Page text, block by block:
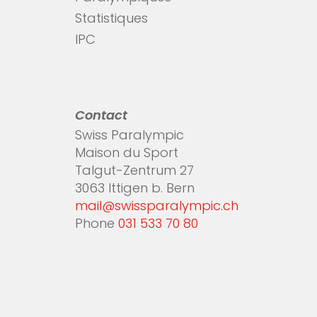
Statistiques
IPC
Contact
Swiss Paralympic
Maison du Sport
Talgut-Zentrum 27
3063 Ittigen b. Bern
mail@swissparalympic.ch
Phone 031 533 70 80